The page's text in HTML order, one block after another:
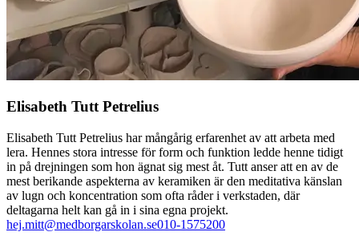
Elisabeth Tutt Petrelius
Elisabeth Tutt Petrelius har mångårig erfarenhet av att arbeta med
lera. Hennes stora intresse för form och funktion ledde henne tidigt
in på drejningen som hon ägnat sig mest åt. Tutt anser att en av de
mest berikande aspekterna av keramiken är den meditativa känslan
av lugn och koncentration som ofta råder i verkstaden, där
deltagarna helt kan gå in i sina egna projekt.
hej.mitt@medborgarskolan.se010-1575200